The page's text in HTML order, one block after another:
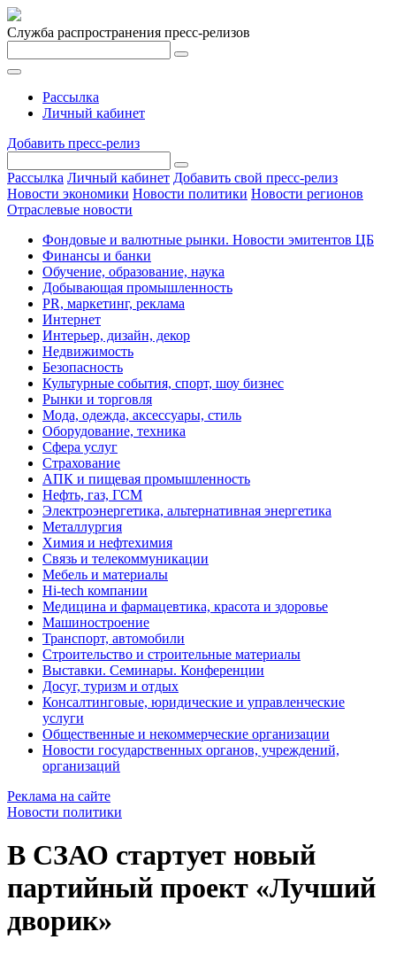
Служба распространения пресс-релизов
Рассылка
Личный кабинет
Добавить пресс-релиз
Рассылка Личный кабинет Добавить свой пресс-релиз
Новости экономики Новости политики Новости регионов
Отраслевые новости
Фондовые и валютные рынки. Новости эмитентов ЦБ
Финансы и банки
Обучение, образование, наука
Добывающая промышленность
PR, маркетинг, реклама
Интернет
Интерьер, дизайн, декор
Недвижимость
Безопасность
Культурные события, спорт, шоу бизнес
Рынки и торговля
Мода, одежда, аксессуары, стиль
Оборудование, техника
Сфера услуг
Страхование
АПК и пищевая промышленность
Нефть, газ, ГСМ
Электроэнергетика, альтернативная энергетика
Металлургия
Химия и нефтехимия
Связь и телекоммуникации
Мебель и материалы
Hi-tech компании
Медицина и фармацевтика, красота и здоровье
Машиностроение
Транспорт, автомобили
Строительство и строительные материалы
Выставки. Семинары. Конференции
Досуг, туризм и отдых
Консалтинговые, юридические и управленческие
услуги
Общественные и некоммерческие организации
Новости государственных органов, учреждений,
организаций
Реклама на сайте
Новости политики
В СЗАО стартует новый
партийный проект «Лучший
дворик»